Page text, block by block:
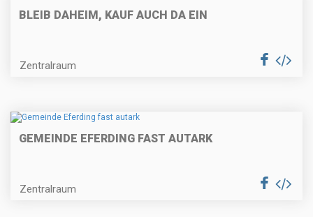
BLEIB DAHEIM, KAUF AUCH DA EIN
Zentralraum
GEMEINDE EFERDING FAST AUTARK
Zentralraum